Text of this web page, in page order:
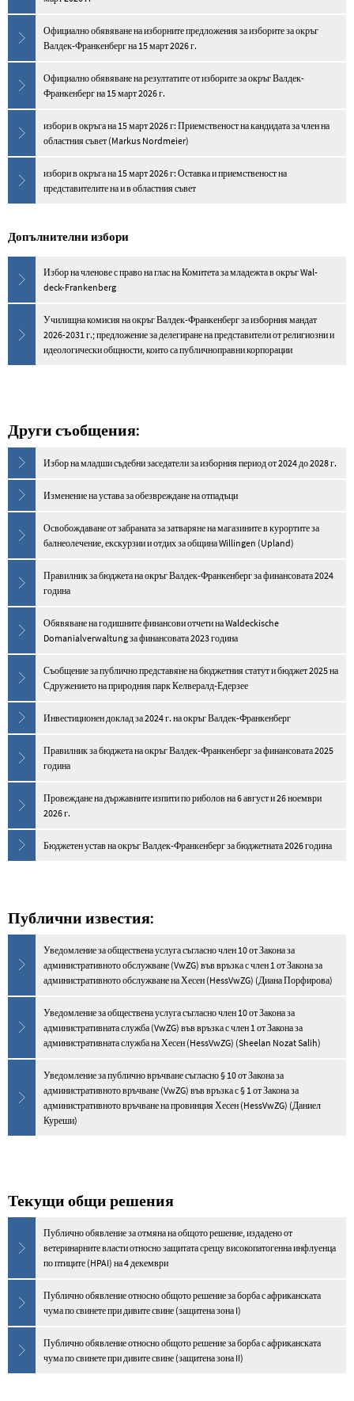
Официално обявяване на изборните предложения за изборите за окръг
Валдек-Франкенберг на 15 март 2026 г.
Официално обявяване на резултатите от изборите за окръг Валдек-
Франкенберг на 15 март 2026 г.
избори в окръга на 15 март 2026 г: Приемственост на кандидата за член на
областния съвет (Markus Nordmeier)
избори в окръга на 15 март 2026 г: Оставка и приемственост на
представителите на и в областния съвет
Допълнителни избори
Избор на членове с право на глас на Комитета за младежта в окръг Wal-
deck-Frankenberg
Училищна комисия на окръг Валдек-Франкенберг за изборния мандат
2026-2031 г.; предложение за делегиране на представители от религиозни и
идеологически общности, които са публичноправни корпорации
Други съобщения:
Избор на младши съдебни заседатели за изборния период от 2024 до 2028 г.
Изменение на устава за обезвреждане на отпадъци
Освобождаване от забраната за затваряне на магазините в курортите за
балнеолечение, екскурзии и отдих за община Willingen (Upland)
Правилник за бюджета на окръг Валдек-Франкенберг за финансовата 2024
година
Обявяване на годишните финансови отчети на Waldeckische
Domanialverwaltung за финансовата 2023 година
Съобщение за публично представяне на бюджетния статут и бюджет 2025 на
Сдружението на природния парк Келвералд-Едерзее
Инвестиционен доклад за 2024 г. на окръг Валдек-Франкенберг
Правилник за бюджета на окръг Валдек-Франкенберг за финансовата 2025
година
Провеждане на държавните изпити по риболов на 6 август и 26 ноември
2026 г.
Бюджетен устав на окръг Валдек-Франкенберг за бюджетната 2026 година
Публични известия:
Уведомление за обществена услуга съгласно член 10 от Закона за
административното обслужване (VwZG) във връзка с член 1 от Закона за
административното обслужване на Хесен (HessVwZG) (Диана Порфирова)
Уведомление за обществена услуга съгласно член 10 от Закона за
административната служба (VwZG) във връзка с член 1 от Закона за
административната служба на Хесен (HessVwZG) (Sheelan Nozat Salih)
Уведомление за публично връчване съгласно § 10 от Закона за
административното връчване (VwZG) във връзка с § 1 от Закона за
административното връчване на провинция Хесен (HessVwZG) (Даниел
Куреши)
Текущи общи решения
Публично обявление за отмяна на общото решение, издадено от
ветеринарните власти относно защитата срещу високопатогенна инфлуенца
по птиците (HPAI) на 4 декември
Публично обявление относно общото решение за борба с африканската
чума по свинете при дивите свине (защитена зона I)
Публично обявление относно общото решение за борба с африканската
чума по свинете при дивите свине (защитена зона II)